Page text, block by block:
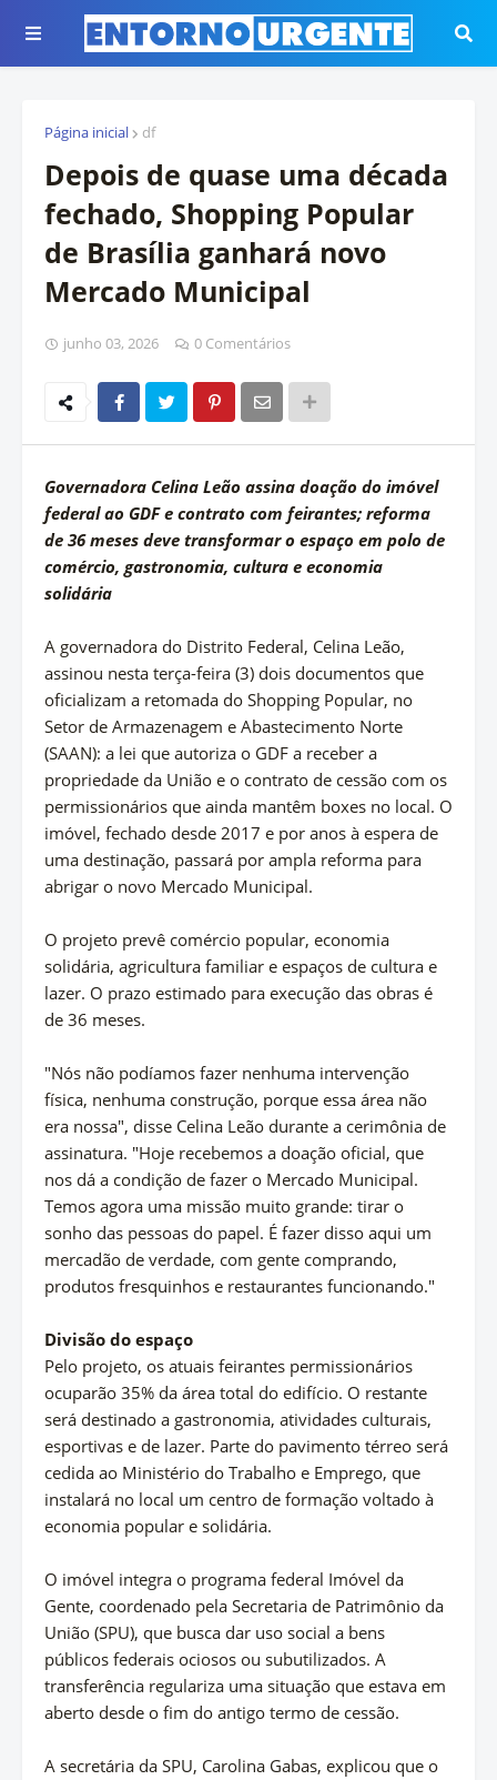
Página inicial df
Depois de quase uma década
fechado, Shopping Popular
de Brasília ganhará novo
Mercado Municipal
junho 03, 2026 0 Comentários
Governadora Celina Leão assina doação do imóvel
federal ao GDF e contrato com feirantes; reforma
de 36 meses deve transformar o espaço em polo de
comércio, gastronomia, cultura e economia
solidária
A governadora do Distrito Federal, Celina Leão,
assinou nesta terça-feira (3) dois documentos que
oficializam a retomada do Shopping Popular, no
Setor de Armazenagem e Abastecimento Norte
(SAAN): a lei que autoriza o GDF a receber a
propriedade da União e o contrato de cessão com os
permissionários que ainda mantêm boxes no local. O
imóvel, fechado desde 2017 e por anos à espera de
uma destinação, passará por ampla reforma para
abrigar o novo Mercado Municipal.
O projeto prevê comércio popular, economia
solidária, agricultura familiar e espaços de cultura e
lazer. O prazo estimado para execução das obras é
de 36 meses.
"Nós não podíamos fazer nenhuma intervenção
física, nenhuma construção, porque essa área não
era nossa", disse Celina Leão durante a cerimônia de
assinatura. "Hoje recebemos a doação oficial, que
nos dá a condição de fazer o Mercado Municipal.
Temos agora uma missão muito grande: tirar o
sonho das pessoas do papel. É fazer disso aqui um
mercadão de verdade, com gente comprando,
produtos fresquinhos e restaurantes funcionando."
Divisão do espaço
Pelo projeto, os atuais feirantes permissionários
ocuparão 35% da área total do edifício. O restante
será destinado a gastronomia, atividades culturais,
esportivas e de lazer. Parte do pavimento térreo será
cedida ao Ministério do Trabalho e Emprego, que
instalará no local um centro de formação voltado à
economia popular e solidária.
O imóvel integra o programa federal Imóvel da
Gente, coordenado pela Secretaria de Patrimônio da
União (SPU), que busca dar uso social a bens
públicos federais ociosos ou subutilizados. A
transferência regulariza uma situação que estava em
aberto desde o fim do antigo termo de cessão.
A secretária da SPU, Carolina Gabas, explicou que o